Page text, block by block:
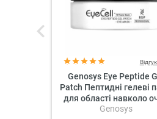
Genosys Eye Peptide
Patch Пептидні гелеві
для області навколо
Genosys